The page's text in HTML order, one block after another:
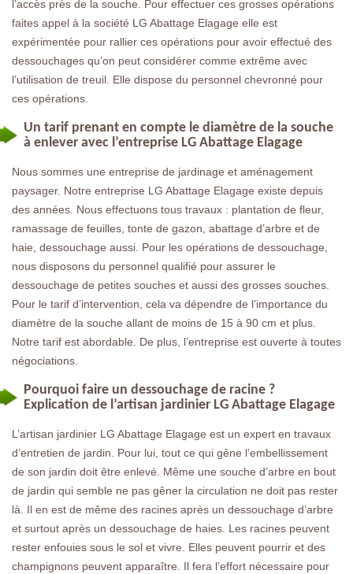
l’accès près de la souche. Pour effectuer ces grosses opérations
faites appel à la société LG Abattage Elagage elle est
expérimentée pour rallier ces opérations pour avoir effectué des
dessouchages qu’on peut considérer comme extrême avec
l’utilisation de treuil. Elle dispose du personnel chevronné pour
ces opérations.
Un tarif prenant en compte le diamètre de la souche
à enlever avec l’entreprise LG Abattage Elagage
Nous sommes une entreprise de jardinage et aménagement
paysager. Notre entreprise LG Abattage Elagage existe depuis
des années. Nous effectuons tous travaux : plantation de fleur,
ramassage de feuilles, tonte de gazon, abattage d’arbre et de
haie, dessouchage aussi. Pour les opérations de dessouchage,
nous disposons du personnel qualifié pour assurer le
dessouchage de petites souches et aussi des grosses souches.
Pour le tarif d’intervention, cela va dépendre de l’importance du
diamètre de la souche allant de moins de 15 à 90 cm et plus.
Notre tarif est abordable. De plus, l’entreprise est ouverte à toutes
négociations.
Pourquoi faire un dessouchage de racine ?
Explication de l’artisan jardinier LG Abattage Elagage
L’artisan jardinier LG Abattage Elagage est un expert en travaux
d’entretien de jardin. Pour lui, tout ce qui gêne l’embellissement
de son jardin doit être enlevé. Même une souche d’arbre en bout
de jardin qui semble ne pas gêner la circulation ne doit pas rester
là. Il en est de même des racines après un dessouchage d’arbre
et surtout après un dessouchage de haies. Les racines peuvent
rester enfouies sous le sol et vivre. Elles peuvent pourrir et des
champignons peuvent apparaître. Il fera l’effort nécessaire pour